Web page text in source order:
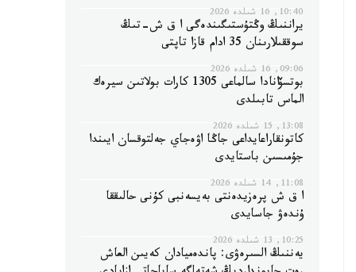
10:40, 16 شىلدە 2026
يراننىڭ وڭتۇستىگىندەگى ا ق ش-تىڭ
سوققىلارىنان 35 ادام قازا تاپتى
09:06, 16 شىلدە 2026
بوتسۆانادا سالماعى 1305 كارات بولاتىن سيرەك
الماس تابىلدى
13:08, 15 شىلدە 2026
كاتونقاراعايداعى جاڭا اۋەجاي جەلتوقسان ايىندا
جۇمىسىن باستايدى
11:08, 14 شىلدە 2026
ا ق ش پرەزيدەنتى بەيسەنبى كۇنى حالىققا
ۇندەۋ جاسايدى
10:25, 13 شىلدە 2026
يەننىڭ السىرەۋى: پاندەميادان كەيىن العاش